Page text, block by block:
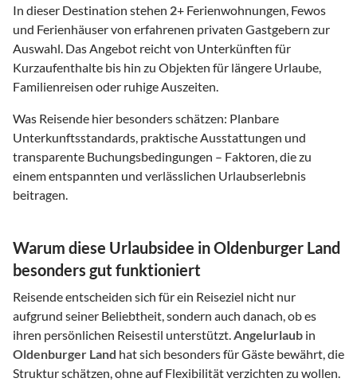
In dieser Destination stehen 2+ Ferienwohnungen, Fewos
und Ferienhäuser von erfahrenen privaten Gastgebern zur
Auswahl. Das Angebot reicht von Unterkünften für
Kurzaufenthalte bis hin zu Objekten für längere Urlaube,
Familienreisen oder ruhige Auszeiten.
Was Reisende hier besonders schätzen: Planbare
Unterkunftsstandards, praktische Ausstattungen und
transparente Buchungsbedingungen – Faktoren, die zu
einem entspannten und verlässlichen Urlaubserlebnis
beitragen.
Warum diese Urlaubsidee in Oldenburger Land
besonders gut funktioniert
Reisende entscheiden sich für ein Reiseziel nicht nur
aufgrund seiner Beliebtheit, sondern auch danach, ob es
ihren persönlichen Reisestil unterstützt.Angelurlaub in
Oldenburger Land hat sich besonders für Gäste bewährt, die
Struktur schätzen, ohne auf Flexibilität verzichten zu wollen.